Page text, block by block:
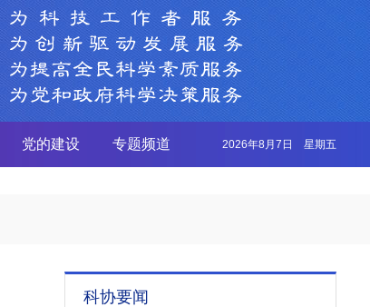
党的建设 专题频道 2026年8月7日 星期五
科协要闻